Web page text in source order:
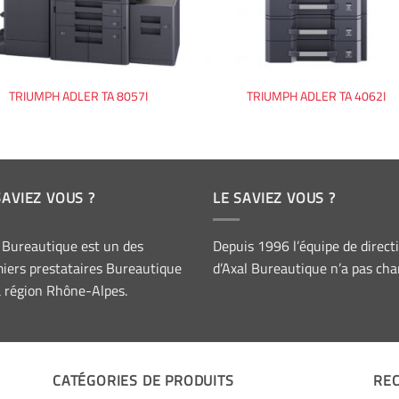
TRIUMPH ADLER TA 8057I TRIUMPH ADLER TA 4062I
VOUS ?
est un des
prestataires Bureautique
région Rhône-Alpes.
LE SAVIEZ VOUS ?
Depuis 1996 l’équipe de
d’Axal Bureautique n’a pas
CATÉGORIES DE PRODUITS